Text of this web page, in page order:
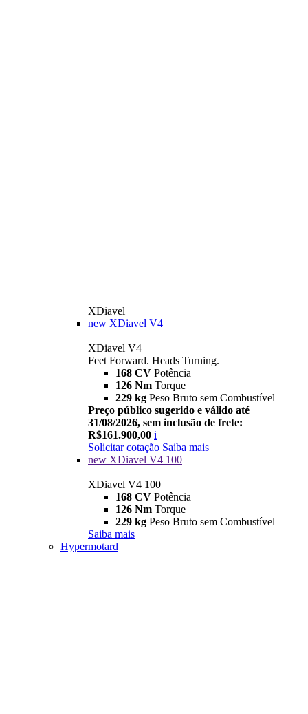
XDiavel
new XDiavel V4
XDiavel V4
Feet Forward. Heads Turning.
168 CV Potência
126 Nm Torque
229 kg Peso Bruto sem Combustível
Preço público sugerido e válido até
31/08/2026, sem inclusão de frete:
R$161.900,00 i
Solicitar cotação Saiba mais
new XDiavel V4 100
XDiavel V4 100
168 CV Potência
126 Nm Torque
229 kg Peso Bruto sem Combustível
Saiba mais
Hypermotard